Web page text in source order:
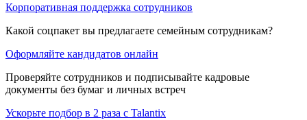
Корпоративная поддержка сотрудников
Какой соцпакет вы предлагаете семейным сотрудникам?
Оформляйте кандидатов онлайн
Проверяйте сотрудников и подписывайте кадровые
документы без бумаг и личных встреч
Ускорьте подбор в 2 раза с Talantix